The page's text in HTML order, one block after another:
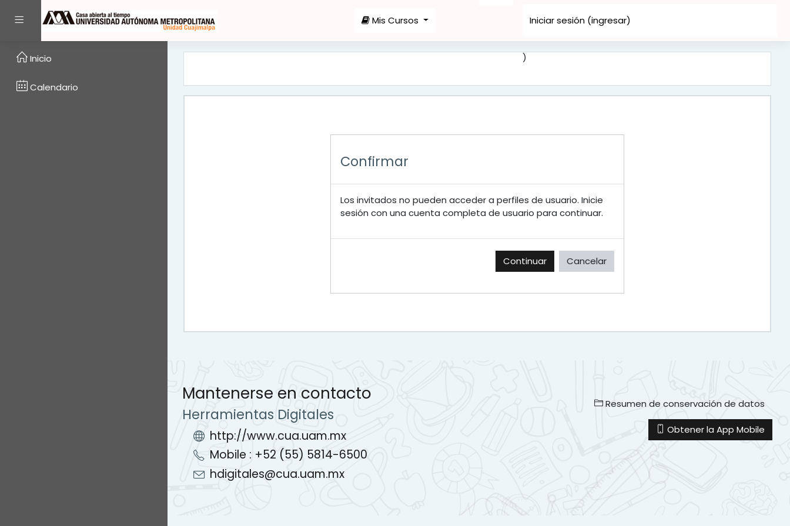
Pánel lateral Mis Cursos Iniciar sesión (ingresar)
)
Confirmar
Los invitados no pueden acceder a perfiles de usuario. Inicie
sesión con una cuenta completa de usuario para continuar.
Continuar Cancelar
Inicio
Calendario
Mantenerse en contacto
Herramientas Digitales
http://www.cua.uam.mx
Mobile : +52 (55) 5814-6500
hdigitales@cua.uam.mx
Resumen de conservación de datos
Obtener la App Mobile